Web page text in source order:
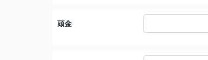
頭金